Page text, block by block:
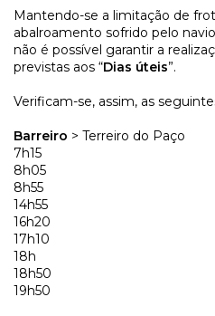
Mantendo-se a limitação de
abalroamento sofrido pelo
não é possível garantir a
previstas aos “Dias úteis”.
Verificam-se, assim, as
Barreiro > Terreiro do Paço
7h15
8h05
8h55
14h55
16h20
17h10
18h
18h50
19h50